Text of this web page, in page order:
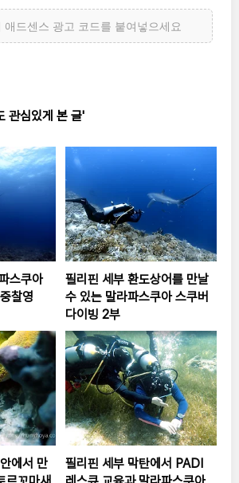
관심있게 본 글'
스쿠아
찰영
필리핀 세부 환도상어를 만날
수 있는 말라파스쿠아 스쿠버
다이빙 2부
에서 만
필리핀 세부 막탄에서 PADI